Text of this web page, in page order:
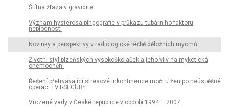
Štítna žľaza v gravidite
Význam hysterosalpingografie v průkazu tubárního faktoru
neplodnosti
Novinky a perspektivy v radiologické léčbě děložních myomů
Životní styl plzeňských vysokoškolaček a jeho vliv na mykotická
onemocnění
Řešení přetrvávající stresové inkontinence moči u žen po neúspěšné
operaci TVT-SECUR*
Vrozené vady v České republice v období 1994 – 2007